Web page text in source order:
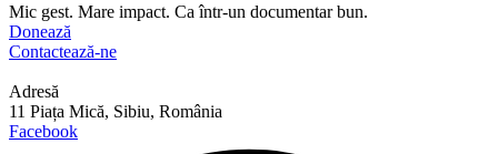
Mic gest. Mare impact. Ca într-un documentar bun.
Donează
Contactează-ne
Adresă
11 Piața Mică, Sibiu, România
Facebook